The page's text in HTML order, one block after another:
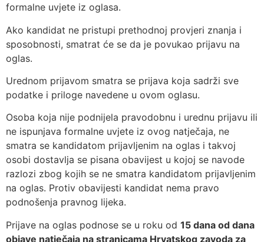
formalne uvjete iz oglasa.
Ako kandidat ne pristupi prethodnoj provjeri znanja i
sposobnosti, smatrat će se da je povukao prijavu na
oglas.
Urednom prijavom smatra se prijava koja sadrži sve
podatke i priloge navedene u ovom oglasu.
Osoba koja nije podnijela pravodobnu i urednu prijavu ili
ne ispunjava formalne uvjete iz ovog natječaja, ne
smatra se kandidatom prijavljenim na oglas i takvoj
osobi dostavlja se pisana obavijest u kojoj se navode
razlozi zbog kojih se ne smatra kandidatom prijavljenim
na oglas. Protiv obavijesti kandidat nema pravo
podnošenja pravnog lijeka.
Prijave na oglas podnose se u roku od 15 dana od dana
objave natječaja na stranicama Hrvatskog zavoda za